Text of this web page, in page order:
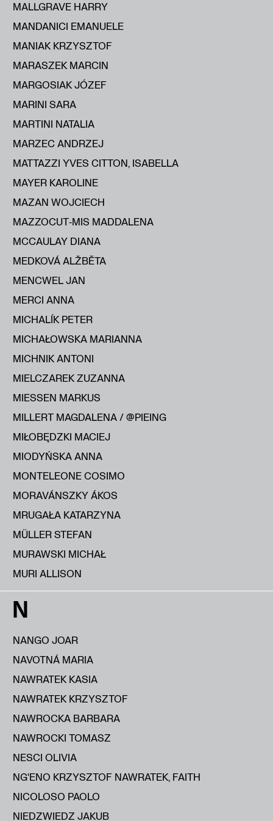
MALLGRAVE HARRY
MANDANICI EMANUELE
MANIAK KRZYSZTOF
MARASZEK MARCIN
MARGOSIAK JÓZEF
MARINI SARA
MARTINI NATALIA
MARZEC ANDRZEJ
MATTAZZI YVES CITTON, ISABELLA
MAYER KAROLINE
MAZAN WOJCIECH
MAZZOCUT‑MIS MADDALENA
MCCAULAY DIANA
MEDKOVÁ ALŽBĔTA
MENCWEL JAN
MERCI ANNA
MICHALÍK PETER
MICHAŁOWSKA MARIANNA
MICHNIK ANTONI
MIELCZAREK ZUZANNA
MIESSEN MARKUS
MILLERT MAGDALENA / @PIEING
MIŁOBĘDZKI MACIEJ
MIODYŃSKA ANNA
MONTELEONE COSIMO
MORAVÁNSZKY ÁKOS
MRUGAŁA KATARZYNA
MÜLLER STEFAN
MURAWSKI MICHAŁ
MURI ALLISON
N
NANGO JOAR
NAVOTNÁ MARIA
NAWRATEK KASIA
NAWRATEK KRZYSZTOF
NAWROCKA BARBARA
NAWROCKI TOMASZ
NESCI OLIVIA
NG'ENO KRZYSZTOF NAWRATEK, FAITH
NICOLOSO PAOLO
NIEDZWIEDZ JAKUB